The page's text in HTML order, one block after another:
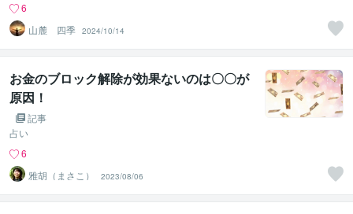
6
山麓 四季 2024/10/14
お金のブロック解除が効果ないのは〇〇が
原因！
記事
占い
6
雅胡（まさこ）
2023/08/06